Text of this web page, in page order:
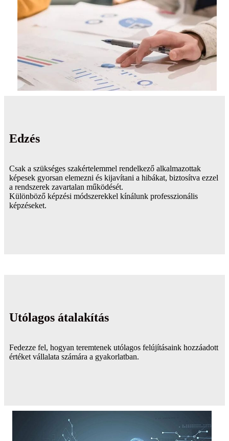
Edzés
Csak a szükséges szakértelemmel rendelkező alkalmazottak
képesek gyorsan elemezni és kijavítani a hibákat, biztosítva ezzel
a rendszerek zavartalan működését.
Különböző képzési módszerekkel kínálunk professzionális
képzéseket.
Utólagos átalakítás
Fedezze fel, hogyan teremtenek utólagos felújításaink hozzáadott
értéket vállalata számára a gyakorlatban.